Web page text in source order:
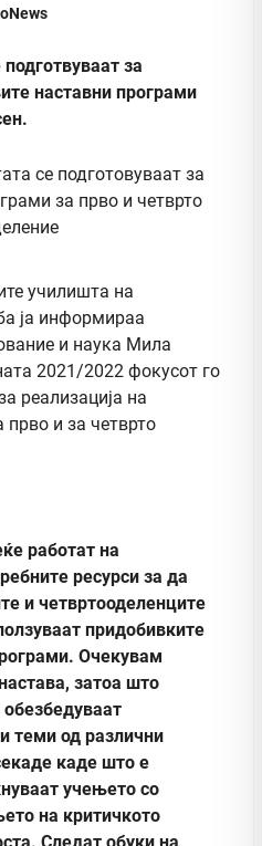
за
наставни програми
училишта на
ја информираа
и наука Мила
2021/2022 фокусот го
реализација на
прво и за четврто
работат на
ресурси за да
и четвртооделенците
придобивките
Очекувам
затоа што
теми од различни
каде што е
учењето со
на критичкото